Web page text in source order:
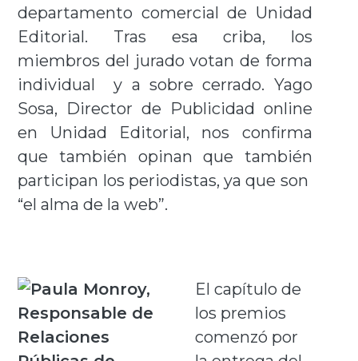
departamento comercial de Unidad
Editorial. Tras esa criba, los
miembros del jurado votan de forma
individual y a sobre cerrado. Yago
Sosa, Director de Publicidad online
en Unidad Editorial, nos confirma
que también opinan que también
participan los periodistas, ya que son
“el alma de la web”.
El capítulo de
los premios
comenzó por